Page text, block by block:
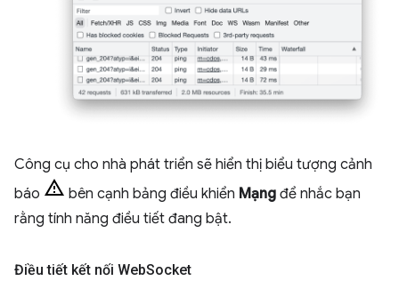
Công cụ cho nhà phát triển sẽ hiển thị biểu tượng cảnh
báo
bên cạnh bảng điều khiển Mạng để nhắc bạn
rằng tính năng điều tiết đang bật.
Điều tiết kết nối WebSocket